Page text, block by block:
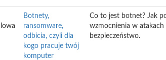
Botnety,
ransomware,
odbicia, czyli dla
kogo pracuje twój
komputer
Co to jest botnet? Jak
wzmocnienia w atakach
bezpieczeństwo.